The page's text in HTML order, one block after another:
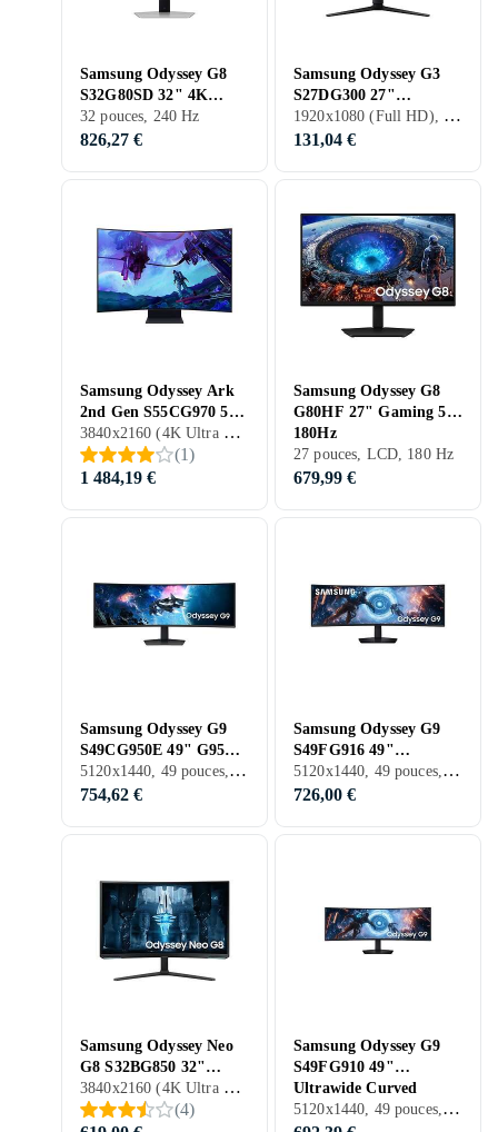
Samsung Odyssey G8
S32G80SD 32" 4K
Gaming OLED
32 pouces, 240 Hz
826,27 €
Samsung Odyssey G3
S27DG300 27"
LS27DG300 Full HD 1920x1080 (Full HD), 27 pouces, LCD, 180 Hz
131,04 €
Samsung Odyssey Ark
2nd Gen S55CG970 55"
Incurvé Gaming 4K
UHD
3840x2160 (4K Ultra HD), 55 pouces, LCD, 165 Hz
(1)
1 484,19 €
Samsung Odyssey G8
G80HF 27" Gaming 5K
180Hz
27 pouces, LCD, 180 Hz
679,99 €
Samsung Odyssey G9
S49CG950E 49" G95C
Incurvé Gaming 4K
DQHD VA 240Hz
5120x1440, 49 pouces, LCD, 240 Hz
754,62 €
Samsung Odyssey G9
S49FG916 49"
Ultrawide Curved
Gaming DQHD VA
5120x1440, 49 pouces, LCD, 144 Hz
726,00 €
Samsung Odyssey Neo
G8 S32BG850 32"
Incurvé Gaming 4K
UHD 240 Hz
3840x2160 (4K Ultra HD), 32 pouces, LCD, 240 Hz
(4)
Samsung Odyssey G9
S49FG910 49"
Ultrawide Curved
Gaming DQHD VA
5120x1440, 49 pouces, LCD, 144 Hz